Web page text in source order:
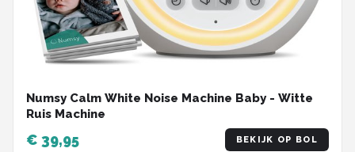
Numsy Calm White Noise Machine Baby - Witte
Ruis Machine
€ 39,95 BEKIJK OP BOL